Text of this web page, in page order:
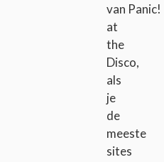
van Panic!
at
the
Disco,
als
je
de
meeste
sites